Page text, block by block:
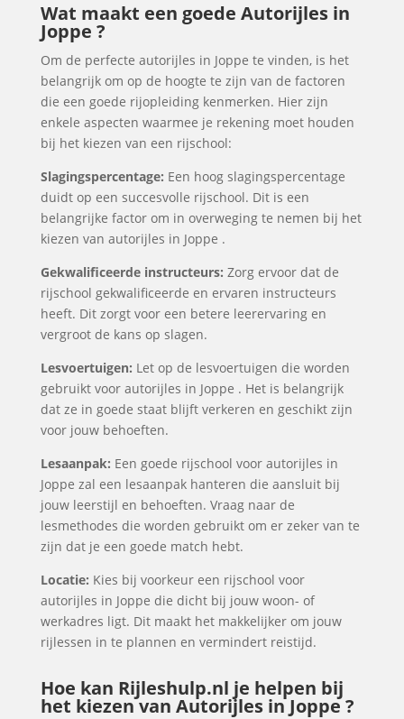
Wat maakt een goede Autorijles in
Joppe ?
Om de perfecte autorijles in Joppe te vinden, is het
belangrijk om op de hoogte te zijn van de factoren
die een goede rijopleiding kenmerken. Hier zijn
enkele aspecten waarmee je rekening moet houden
bij het kiezen van een rijschool:
Slagingspercentage: Een hoog slagingspercentage
duidt op een succesvolle rijschool. Dit is een
belangrijke factor om in overweging te nemen bij het
kiezen van autorijles in Joppe .
Gekwalificeerde instructeurs: Zorg ervoor dat de
rijschool gekwalificeerde en ervaren instructeurs
heeft. Dit zorgt voor een betere leerervaring en
vergroot de kans op slagen.
Lesvoertuigen: Let op de lesvoertuigen die worden
gebruikt voor autorijles in Joppe . Het is belangrijk
dat ze in goede staat blijft verkeren en geschikt zijn
voor jouw behoeften.
Lesaanpak: Een goede rijschool voor autorijles in
Joppe zal een lesaanpak hanteren die aansluit bij
jouw leerstijl en behoeften. Vraag naar de
lesmethodes die worden gebruikt om er zeker van te
zijn dat je een goede match hebt.
Locatie: Kies bij voorkeur een rijschool voor
autorijles in Joppe die dicht bij jouw woon- of
werkadres ligt. Dit maakt het makkelijker om jouw
rijlessen in te plannen en vermindert reistijd.
Hoe kan Rijleshulp.nl je helpen bij
het kiezen van Autorijles in Joppe ?